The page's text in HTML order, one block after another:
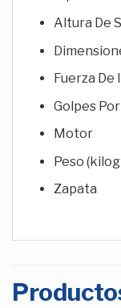
Altura
Fuerza
Golpes
Motor
Peso
Zapata